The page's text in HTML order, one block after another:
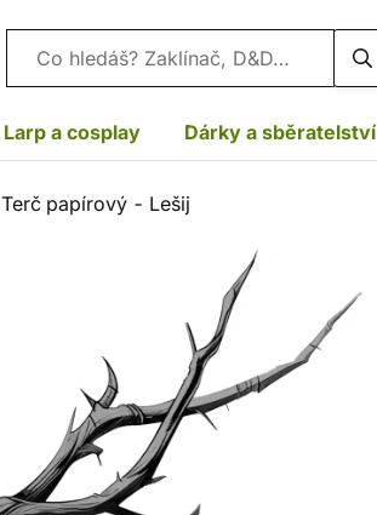
Vyhledávání
Larp a cosplay Dárky a sběratelství
Terč papírový - Lešij